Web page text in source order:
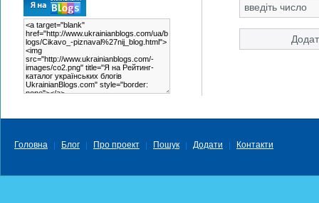
Головна Блог Про проект Пошук Додати Контакти